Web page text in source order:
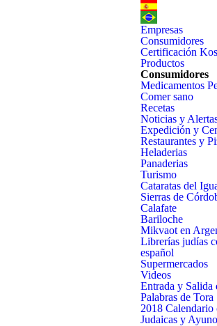
Empresas
Consumidores
Certificación
Productos
Consumidores
Medicamentos
Comer sano
Recetas
Noticias y
Expedición y
Restaurantes y
Heladerias
Panaderias
Turismo
Cataratas del
Sierras de
Calafate
Bariloche
Mikvaot en
Librerías judías
español
Supermercados
Videos
Entrada y Salida
Palabras de Tora
2018 Calendario
Judaicas y